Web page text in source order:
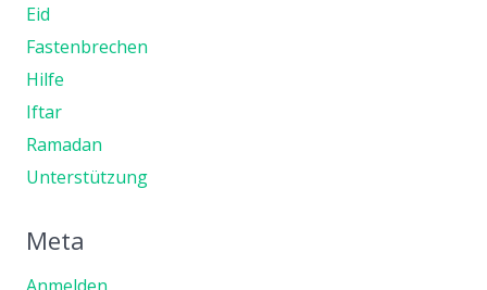
Eid
Fastenbrechen
Hilfe
Iftar
Ramadan
Unterstützung
Meta